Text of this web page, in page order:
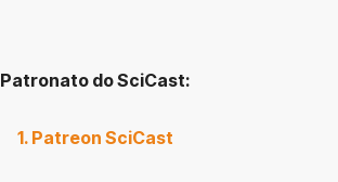
Patronato do SciCast:
1. Patreon SciCast